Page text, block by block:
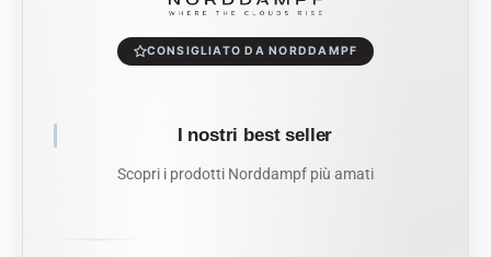
CONSIGLIATO DA NORDDAMPF
I nostri best seller
Scopri i prodotti Norddampf più amati